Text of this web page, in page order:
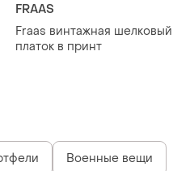
​FRAAS
Fraas винтажная шелковый
платок в принт
Военные вещи